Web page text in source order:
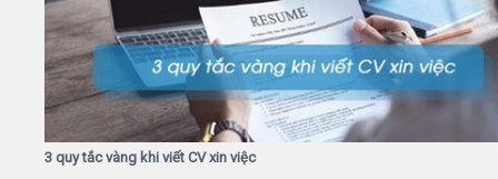
3 quy tắc vàng khi viết CV xin việc